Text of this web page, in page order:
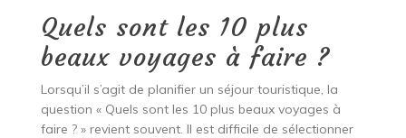
Quels sont les 10 plus
beaux voyages à faire ?
Lorsqu’il s’agit de planifier un séjour touristique, la
question « Quels sont les 10 plus beaux voyages à
faire ? » revient souvent. Il est difficile de sélectionner